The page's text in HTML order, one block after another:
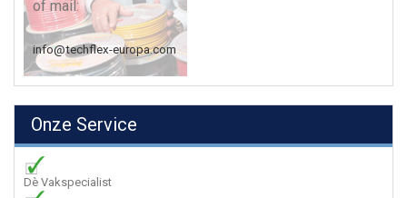
of mail:
info@techflex-europa.com
Onze Service
Dè Vakspecialist